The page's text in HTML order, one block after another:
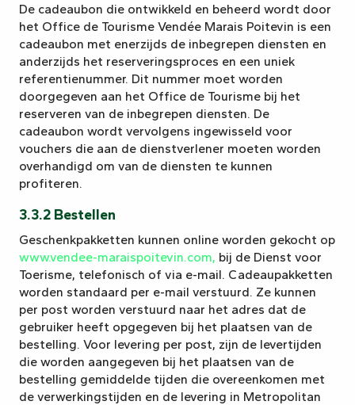
De cadeaubon die ontwikkeld en beheerd wordt door
het Office de Tourisme Vendée Marais Poitevin is een
cadeaubon met enerzijds de inbegrepen diensten en
anderzijds het reserveringsproces en een uniek
referentienummer. Dit nummer moet worden
doorgegeven aan het Office de Tourisme bij het
reserveren van de inbegrepen diensten. De
cadeaubon wordt vervolgens ingewisseld voor
vouchers die aan de dienstverlener moeten worden
overhandigd om van de diensten te kunnen
profiteren.
3.3.2 Bestellen
Geschenkpakketten kunnen online worden gekocht op
www.vendee-maraispoitevin.com, bij de Dienst voor
Toerisme, telefonisch of via e-mail. Cadeaupakketten
worden standaard per e-mail verstuurd. Ze kunnen
per post worden verstuurd naar het adres dat de
gebruiker heeft opgegeven bij het plaatsen van de
bestelling. Voor levering per post, zijn de levertijden
die worden aangegeven bij het plaatsen van de
bestelling gemiddelde tijden die overeenkomen met
de verwerkingstijden en de levering in Metropolitan